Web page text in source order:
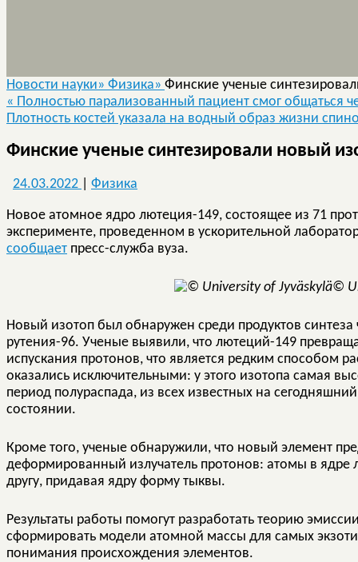
Новости науки» Физика» Финские ученые
« Полностью парализованный пациент смог общаться
Плотность костей указала на водный образ жизни
Финские ученые синтезировали новый
24.03.2022 Физика
Новое атомное ядро ​​лютеция-149, состоящее из 71
эксперименте, проведенном в ускорительной
сообщает пресс-служба вуза.
©
Новый изотоп был обнаружен среди продуктов
рутения-96. Ученые выявили, что лютеций-149
испускания протонов, что является редким способом
оказались исключительными: у этого изотопа самая
период полураспада, из всех известных на
состоянии.
Кроме того, ученые обнаружили, что новый элемент
деформированный излучатель протонов: атомы в ядре
другу, придавая ядру форму тыквы.
Результаты работы помогут разработать теорию
сформировать модели атомной массы для самых
понимания происхождения элементов.